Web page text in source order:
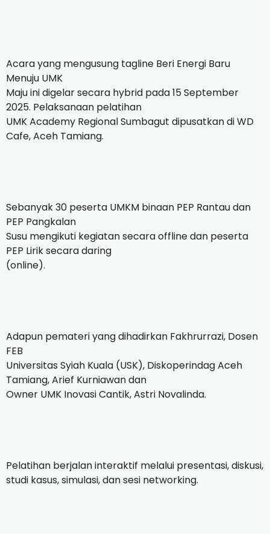
Acara yang mengusung tagline Beri Energi Baru
Menuju UMK
Maju ini digelar secara hybrid pada 15 September
2025. Pelaksanaan pelatihan
UMK Academy Regional Sumbagut dipusatkan di WD
Cafe, Aceh Tamiang.
Sebanyak 30 peserta UMKM binaan PEP Rantau dan
PEP Pangkalan
Susu mengikuti kegiatan secara offline dan peserta
PEP Lirik secara daring
(online).
Adapun pemateri yang dihadirkan Fakhrurrazi, Dosen
FEB
Universitas Syiah Kuala (USK), Diskoperindag Aceh
Tamiang, Arief Kurniawan dan
Owner UMK Inovasi Cantik, Astri Novalinda.
Pelatihan berjalan interaktif melalui presentasi, diskusi,
studi kasus, simulasi, dan sesi networking.